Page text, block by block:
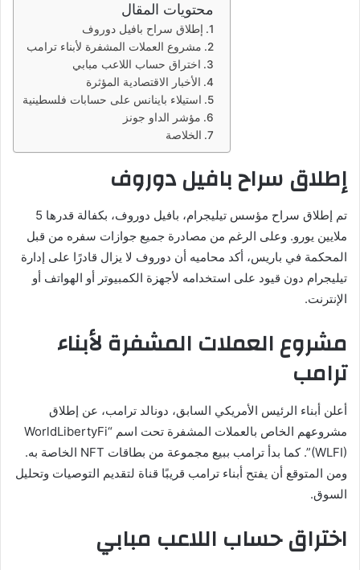
محتويات المقال
إطلاق سراح بافيل دوروف
مشروع العملات المشفرة لأبناء ترامب
اختراق حساب اللاعب مبابي
الأخبار الاقتصادية المؤثرة
استيلاء باينانس على حسابات فلسطينية
مؤشر الداو جونز
الخلاصة
إطلاق سراح بافيل دوروف
تم إطلاق سراح مؤسس تيليجرام، بافيل دوروف، بكفالة قدرها 5
ملايين يورو. وعلى الرغم من مصادرة جميع جوازات سفره من قبل
المحكمة في باريس، أكد محاميه أن دوروف لا يزال قادرًا على إدارة
تيليجرام دون قيود على استخدامه لأجهزة الكمبيوتر أو الهواتف أو
الإنترنت.
مشروع العملات المشفرة لأبناء
ترامب
أعلن أبناء الرئيس الأمريكي السابق، دونالد ترامب، عن إطلاق
مشروعهم الخاص بالعملات المشفرة تحت اسم “WorldLibertyFi
(WLFI)”. كما بدأ ترامب ببيع مجموعة من بطاقات NFT الخاصة به.
ومن المتوقع أن يفتح أبناء ترامب قريبًا قناة لتقديم التوصيات وتحليل
السوق.
اختراق حساب اللاعب مبابي